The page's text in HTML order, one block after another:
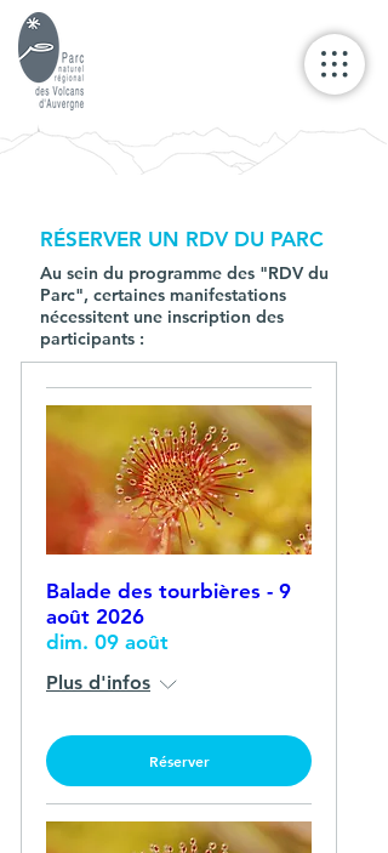
RÉSERVER UN RDV DU PARC
Au sein du programme des "RDV du
Parc", certaines manifestations
nécessitent une inscription des
participants :
Balade des tourbières - 9
août 2026
dim. 09 août
Plus d'infos
Réserver